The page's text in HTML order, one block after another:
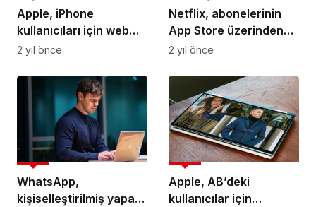
Apple, iPhone
kullanıcıları için web
uygulamaları desteğini
2 yıl önce
Netflix, abonelerinin
App Store üzerinden
ödeme yapmasına izin
2 yıl önce
WhatsApp,
kişiselleştirilmiş yapay
Apple, AB’deki
kullanıcılar için
Mobil